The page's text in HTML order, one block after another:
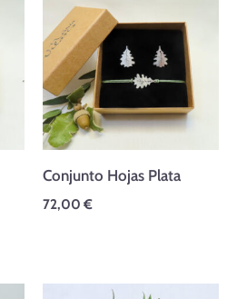
Conjunto Hojas Plata
72,00 €